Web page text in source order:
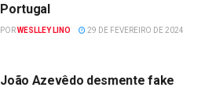
Portugal
PORWESLLEY LINO 29 DE FEVEREIRO DE 2024
João Azevêdo desmente fake